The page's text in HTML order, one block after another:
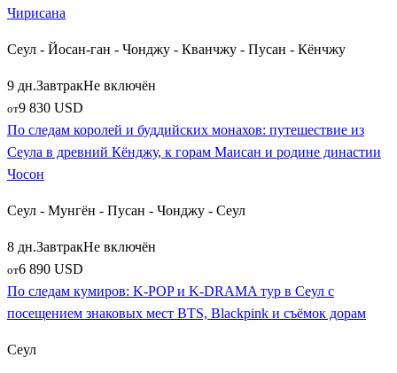
Чирисана
Сеул - Йосан-ган - Чонджу - Кванчжу - Пусан - Кёнчжу
9 дн.ЗавтракНе включён
от9 830 USD
По следам королей и буддийских монахов: путешествие из
Сеула в древний Кёнджу, к горам Маисан и родине династии
Чосон
Сеул - Мунгён - Пусан - Чонджу - Сеул
8 дн.ЗавтракНе включён
от6 890 USD
По следам кумиров: K‑POP и K‑DRAMA тур в Сеул с
посещением знаковых мест BTS, Blackpink и съёмок дорам
Сеул